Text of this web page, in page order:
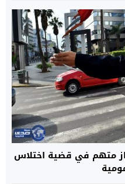
متهم في قضية اختلاس